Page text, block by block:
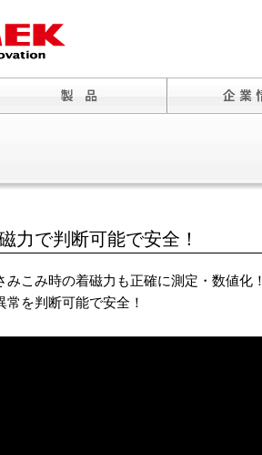
力で判断可能で安全！
こみ時の着磁力も正確に測定・数値化！
を判断可能で安全！